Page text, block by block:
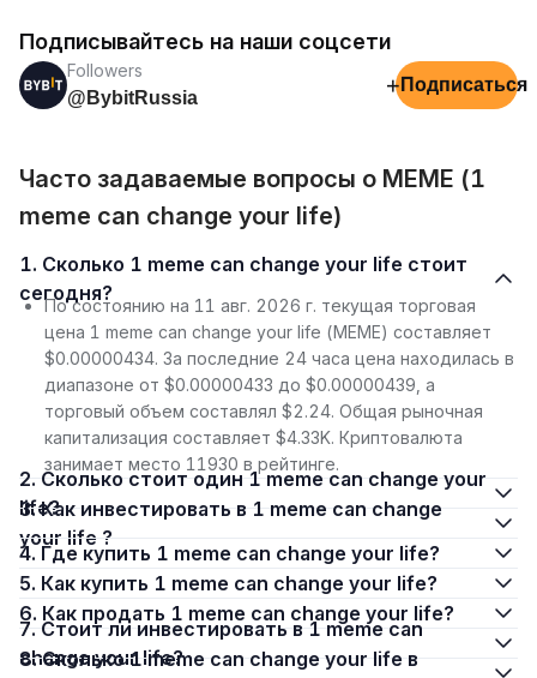
Подписывайтесь на наши соцсети
Followers
@BybitRussia
+ Подписаться
Часто задаваемые вопросы о MEME (1
meme can change your life)
1. Сколько 1 meme can change your life стоит
сегодня?
По состоянию на 11 авг. 2026 г. текущая торговая
цена 1 meme can change your life (MEME) составляет
$0.00000434. За последние 24 часа цена находилась в
диапазоне от $0.00000433 до $0.00000439, а
торговый объем составлял $2.24. Общая рыночная
капитализация составляет $4.33K. Криптовалюта
занимает место 11930 в рейтинге.
2. Сколько стоит один 1 meme can change your
life?
3. Как инвестировать в 1 meme can change
your life ?
4. Где купить 1 meme can change your life?
5. Как купить 1 meme can change your life?
6. Как продать 1 meme can change your life?
7. Стоит ли инвестировать в 1 meme can
change your life?
8. Сколько 1 meme can change your life в